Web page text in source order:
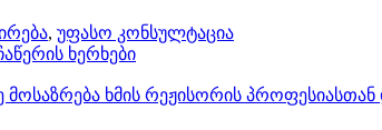
, უფასო კონსულტაცია
ხერხები
მოსაზრება ხმის რეჟისორის პროფესიასთან